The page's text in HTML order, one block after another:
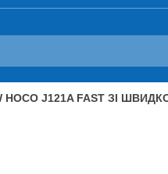
HOCO J121A FAST ЗІ